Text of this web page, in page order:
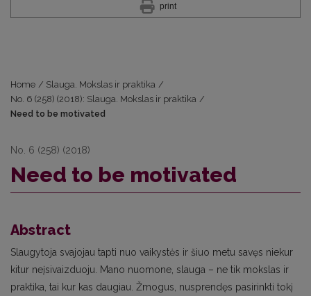
print
Home / Slauga. Mokslas ir praktika /
No. 6 (258) (2018): Slauga. Mokslas ir praktika /
Need to be motivated
No. 6 (258) (2018)
Need to be motivated
Abstract
Slaugytoja svajojau tapti nuo vaikystės ir šiuo metu savęs niekur
kitur neįsivaizduoju. Mano nuomone, slauga – ne tik mokslas ir
praktika, tai kur kas daugiau. Žmogus, nusprendęs pasirinkti tokį